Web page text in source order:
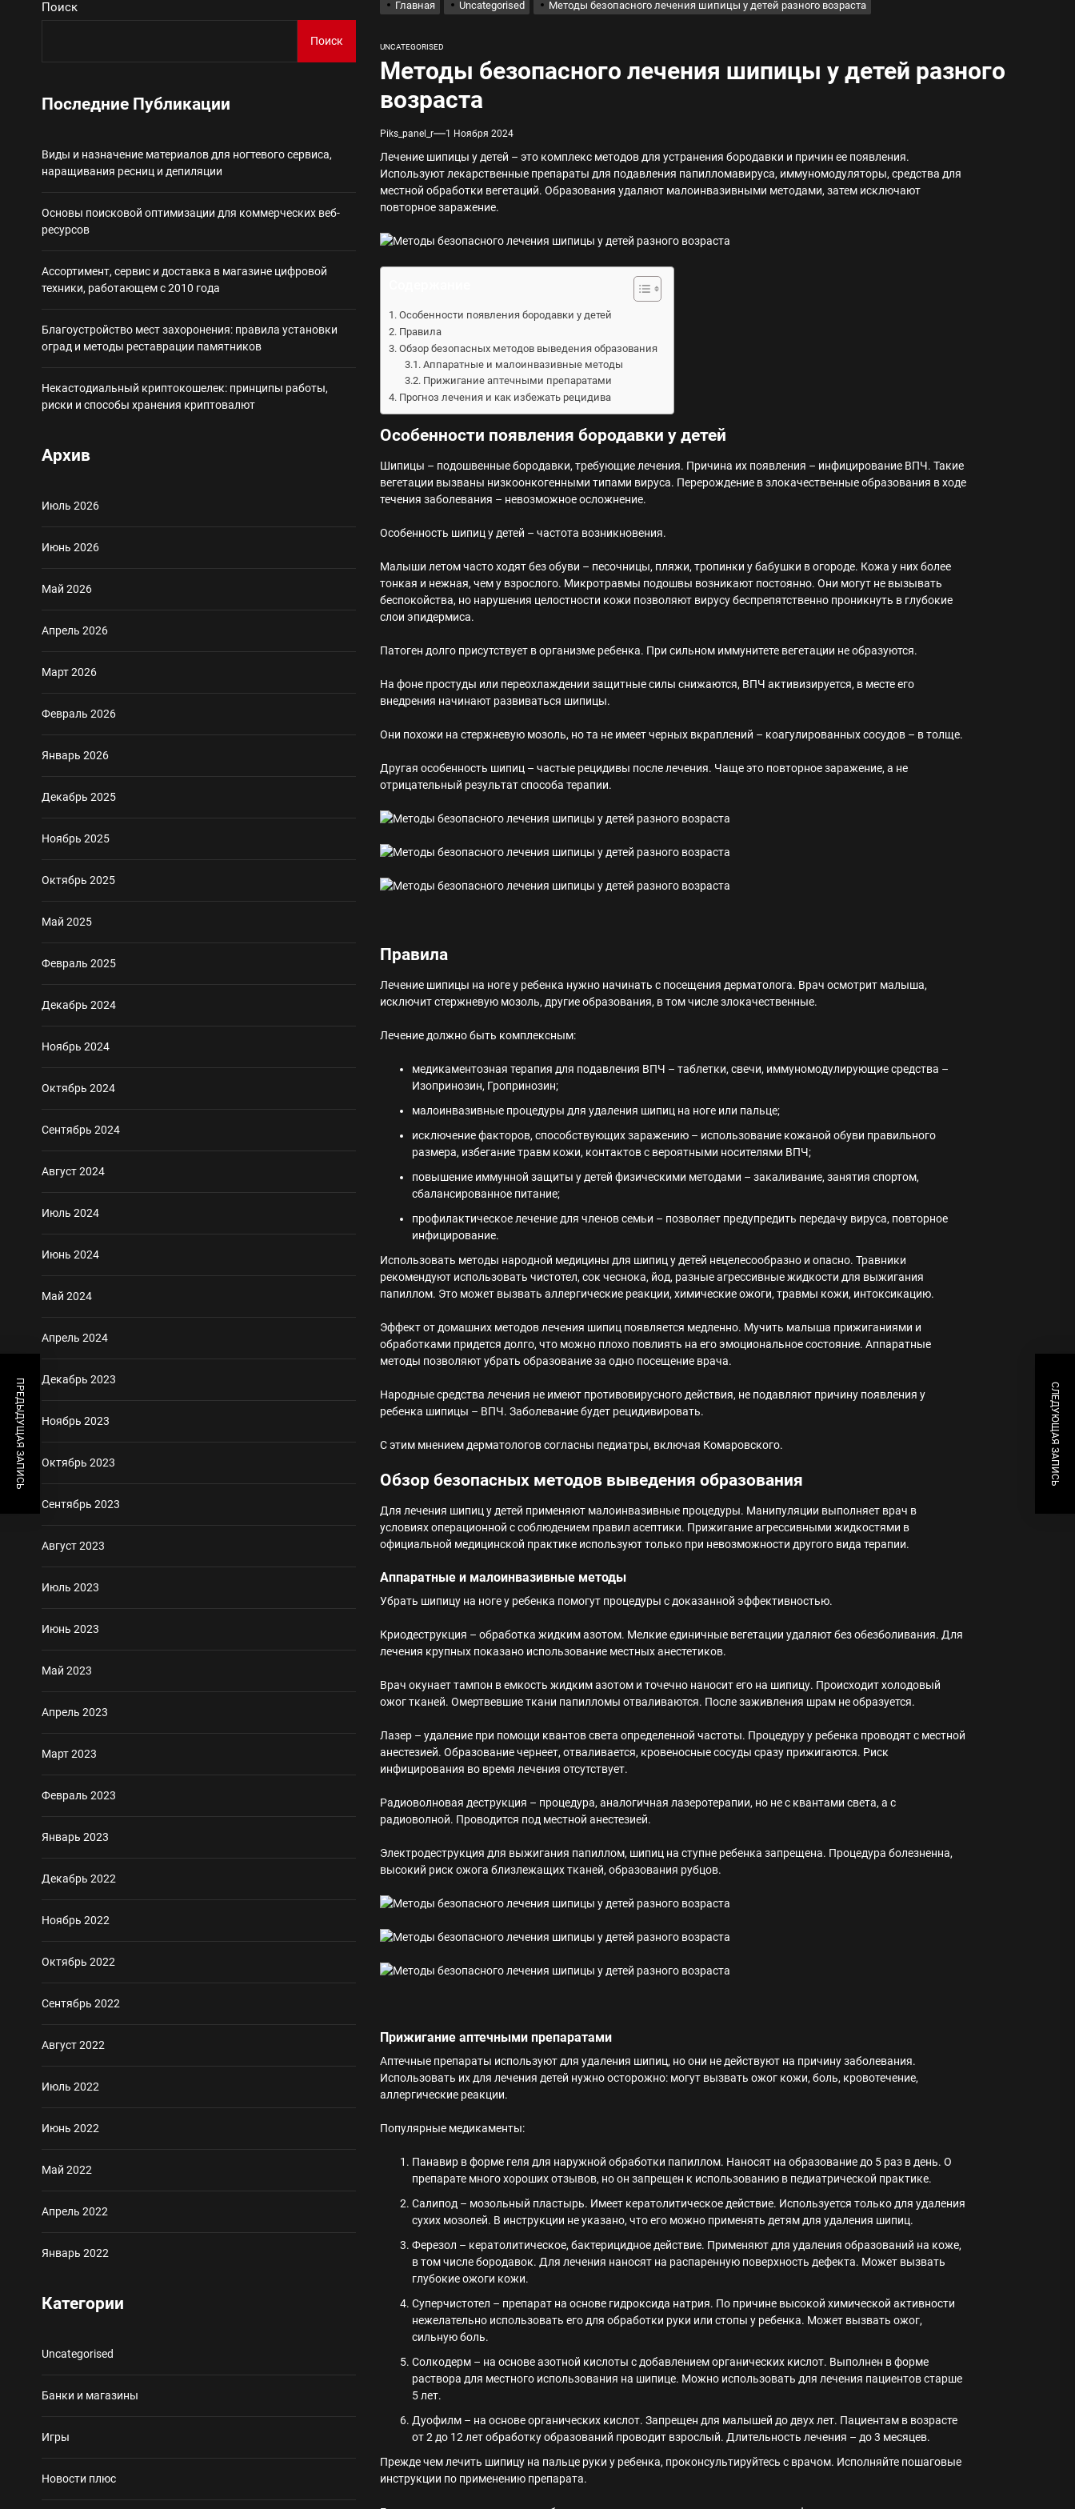
Основы поисковой оптимизации для коммерческих веб-ресурсов
Благоустройство мест захоронения: правила установки оград и методы реставрации памятников
Некастодиальный криптокошелек: принципы работы, риски и способы хранения криптовалют
Главная Uncategorised Методы безопасного лечения шипицы у детей разного возраста
UNCATEGORISED
Методы безопасного лечения шипицы у детей разного
возраста
Piks_panel_r 1 Ноября 2024
Лечение шипицы у детей – это комплекс методов для устранения бородавки и причин ее появления.
Используют лекарственные препараты для подавления папилломавируса, иммуномодуляторы, средства для
местной обработки вегетаций. Образования удаляют малоинвазивными методами, затем исключают
повторное заражение.
Особенности появления бородавки у детей
Правила
Обзор безопасных методов выведения образования
Аппаратные и малоинвазивные методы
Прижигание аптечными препаратами
Прогноз лечения и как избежать рецидива
Особенности появления бородавки у детей
Шипицы – подошвенные бородавки, требующие лечения. Причина их появления – инфицирование ВПЧ. Такие
вегетации вызваны низкоонкогенными типами вируса. Перерождение в злокачественные образования в ходе
течения заболевания – невозможное осложнение.
Особенность шипиц у детей – частота возникновения.
Малыши летом часто ходят без обуви – песочницы, пляжи, тропинки у бабушки в огороде. Кожа у них более
тонкая и нежная, чем у взрослого. Микротравмы подошвы возникают постоянно. Они могут не вызывать
беспокойства, но нарушения целостности кожи позволяют вирусу беспрепятственно проникнуть в глубокие
слои эпидермиса.
Патоген долго присутствует в организме ребенка. При сильном иммунитете вегетации не образуются.
На фоне простуды или переохлаждении защитные силы снижаются, ВПЧ активизируется, в месте его
внедрения начинают развиваться шипицы.
Они похожи на стержневую мозоль, но та не имеет черных вкраплений – коагулированных сосудов – в толще.
Другая особенность шипиц – частые рецидивы после лечения. Чаще это повторное заражение, а не
отрицательный результат способа терапии.
Правила
Лечение шипицы на ноге у ребенка нужно начинать с посещения дерматолога. Врач осмотрит малыша,
исключит стержневую мозоль, другие образования, в том числе злокачественные.
Лечение должно быть комплексным:
медикаментозная терапия для подавления ВПЧ – таблетки, свечи, иммуномодулирующие средства –
Изопринозин, Гропринозин;
малоинвазивные процедуры для удаления шипиц на ноге или пальце;
исключение факторов, способствующих заражению – использование кожаной обуви правильного
размера, избегание травм кожи, контактов с вероятными носителями ВПЧ;
повышение иммунной защиты у детей физическими методами – закаливание, занятия спортом,
сбалансированное питание;
профилактическое лечение для членов семьи – позволяет предупредить передачу вируса, повторное
инфицирование.
Использовать методы народной медицины для шипиц у детей нецелесообразно и опасно. Травники
рекомендуют использовать чистотел, сок чеснока, йод, разные агрессивные жидкости для выжигания
папиллом. Это может вызвать аллергические реакции, химические ожоги, травмы кожи, интоксикацию.
Эффект от домашних методов лечения шипиц появляется медленно. Мучить малыша прижиганиями и
обработками придется долго, что можно плохо повлиять на его эмоциональное состояние. Аппаратные
методы позволяют убрать образование за одно посещение врача.
Народные средства лечения не имеют противовирусного действия, не подавляют причину появления у
ребенка шипицы – ВПЧ. Заболевание будет рецидивировать.
С этим мнением дерматологов согласны педиатры, включая Комаровского.
Обзор безопасных методов выведения образования
Для лечения шипиц у детей применяют малоинвазивные процедуры. Манипуляции выполняет врач в
условиях операционной с соблюдением правил асептики. Прижигание агрессивными жидкостями в
официальной медицинской практике используют только при невозможности другого вида терапии.
Аппаратные и малоинвазивные методы
Убрать шипицу на ноге у ребенка помогут процедуры с доказанной эффективностью.
Криодеструкция – обработка жидким азотом. Мелкие единичные вегетации удаляют без обезболивания. Для
лечения крупных показано использование местных анестетиков.
Врач окунает тампон в емкость жидким азотом и точечно наносит его на шипицу. Происходит холодовый
ожог тканей. Омертвевшие ткани папилломы отваливаются. После заживления шрам не образуется.
Лазер – удаление при помощи квантов света определенной частоты. Процедуру у ребенка проводят с местной
анестезией. Образование чернеет, отваливается, кровеносные сосуды сразу прижигаются. Риск
инфицирования во время лечения отсутствует.
Радиоволновая деструкция – процедура, аналогичная лазеротерапии, но не с квантами света, а с
радиоволной. Проводится под местной анестезией.
Электродеструкция для выжигания папиллом, шипиц на ступне ребенка запрещена. Процедура болезненна,
высокий риск ожога близлежащих тканей, образования рубцов.
Прижигание аптечными препаратами
Аптечные препараты используют для удаления шипиц, но они не действуют на причину заболевания.
Использовать их для лечения детей нужно осторожно: могут вызвать ожог кожи, боль, кровотечение,
аллергические реакции.
Популярные медикаменты:
Панавир в форме геля для наружной обработки папиллом. Наносят на образование до 5 раз в день. О
препарате много хороших отзывов, но он запрещен к использованию в педиатрической практике.
Салипод – мозольный пластырь. Имеет кератолитическое действие. Используется только для удаления
сухих мозолей. В инструкции не указано, что его можно применять детям для удаления шипиц.
Ферезол – кератолитическое, бактерицидное действие. Применяют для удаления образований на коже,
в том числе бородавок. Для лечения наносят на распаренную поверхность дефекта. Может вызвать
глубокие ожоги кожи.
Суперчистотел – препарат на основе гидроксида натрия. По причине высокой химической активности
нежелательно использовать его для обработки руки или стопы у ребенка. Может вызвать ожог,
сильную боль.
Солкодерм – на основе азотной кислоты с добавлением органических кислот. Выполнен в форме
раствора для местного использования на шипице. Можно использовать для лечения пациентов старше
5 лет.
Дуофилм – на основе органических кислот. Запрещен для малышей до двух лет. Пациентам в возрасте
от 2 до 12 лет обработку образований проводит взрослый. Длительность лечения – до 3 месяцев.
Прежде чем лечить шипицу на пальце руки у ребенка, проконсультируйтесь с врачом. Исполняйте пошаговые
инструкции по применению препарата.
ПРЕДЫДУЩАЯ ЗАПИСЬ СЛЕДУЮЩАЯ ЗАПИСЬ
Поиск
Поиск
Последние Публикации
Виды и назначение материалов для ногтевого сервиса,
наращивания ресниц и депиляции
Основы поисковой оптимизации для коммерческих веб-
ресурсов
Ассортимент, сервис и доставка в магазине цифровой
техники, работающем с 2010 года
Благоустройство мест захоронения: правила установки
оград и методы реставрации памятников
Некастодиальный криптокошелек: принципы работы,
риски и способы хранения криптовалют
Архив
Июль 2026
Июнь 2026
Май 2026
Апрель 2026
Март 2026
Февраль 2026
Январь 2026
Декабрь 2025
Ноябрь 2025
Октябрь 2025
Май 2025
Февраль 2025
Декабрь 2024
Ноябрь 2024
Октябрь 2024
Сентябрь 2024
Август 2024
Июль 2024
Июнь 2024
Май 2024
Апрель 2024
Декабрь 2023
Ноябрь 2023
Октябрь 2023
Сентябрь 2023
Август 2023
Июль 2023
Июнь 2023
Май 2023
Апрель 2023
Март 2023
Февраль 2023
Январь 2023
Декабрь 2022
Ноябрь 2022
Октябрь 2022
Сентябрь 2022
Август 2022
Июль 2022
Июнь 2022
Май 2022
Апрель 2022
Январь 2022
Категории
Uncategorised
Банки и магазины
Игры
Новости плюс